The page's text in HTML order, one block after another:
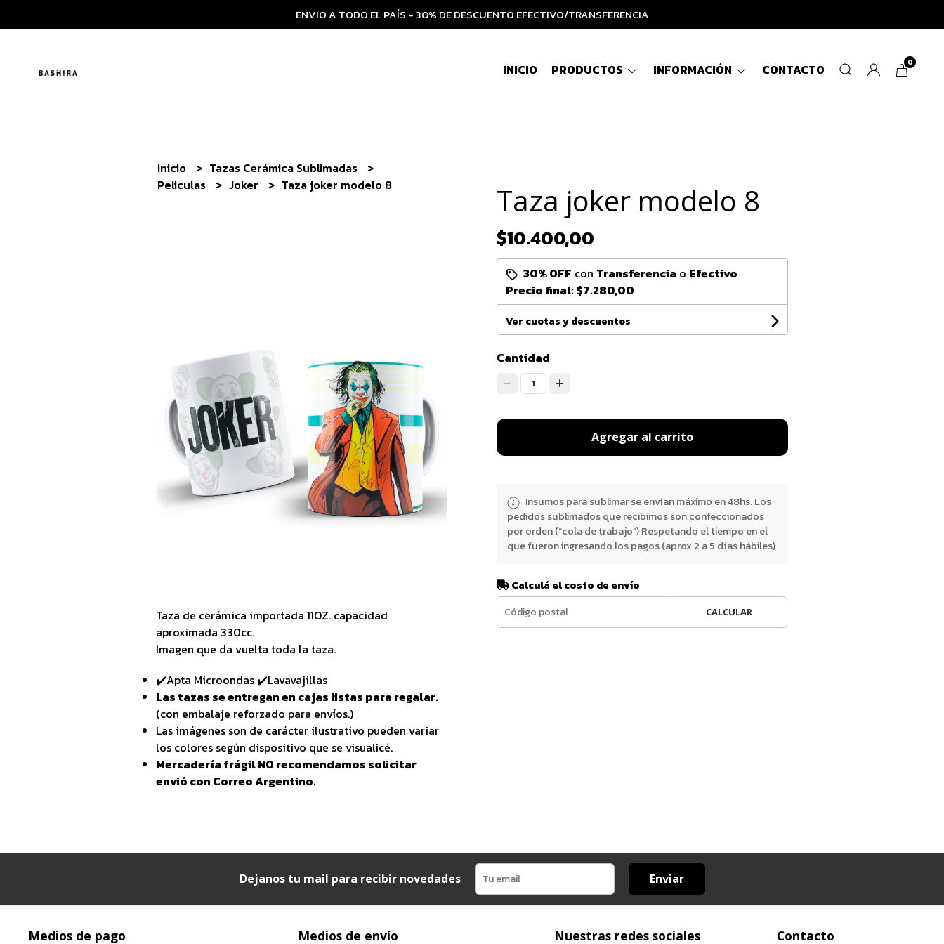
ENVIO A TODO EL PAÍS - 30% DE DESCUENTO EFECTIVO/TRANSFERENCIA
INICIO PRODUCTOS INFORMACIÓN CONTACTO 0
Inicio
Tazas Cerámica Sublimadas
Peliculas
Joker Taza joker modelo 8
Taza de cerámica importada 11OZ. capacidad
aproximada 330cc.
Imagen que da vuelta toda la taza.
✔️Apta Microondas ✔️Lavavajillas
Las tazas se entregan en cajas listas para regalar.
(con embalaje reforzado para envíos.)
Las imágenes son de carácter ilustrativo pueden variar
los colores según dispositivo que se visualicé.
Mercadería frágil NO recomendamos solicitar
envió con Correo Argentino.
Taza joker modelo 8
$10.400,00
30% OFF con Transferencia o Efectivo
Precio final:$7.280,00
Ver cuotas y descuentos
Cantidad
1
Agregar al carrito
Insumos para sublimar se envían máximo en 48hs. Los
pedidos sublimados que recibimos son confeccionados
por orden (“cola de trabajo”) Respetando el tiempo en el
que fueron ingresando los pagos (aprox 2 a 5 días hábiles)
Calculá el costo de envío
CALCULAR
Dejanos tu mail para recibir novedades Enviar
Medios de pago Medios de envío Nuestras redes sociales Contacto